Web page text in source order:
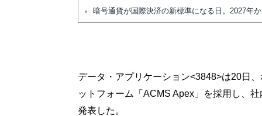
暗号通貨が国際決済の新標準になる日。2027年
データ・アプリケーション<3848>は20日
ットフォーム「ACMS Apex」を採用し、
発表した。